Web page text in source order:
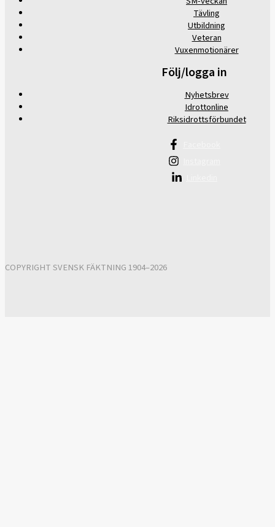
Tävling
Utbildning
Veteran
Vuxenmotionärer
Följ/logga in
Nyhetsbrev
Idrottonline
Riksidrottsförbundet
COPYRIGHT SVENSK FÄKTNING 1904–2026